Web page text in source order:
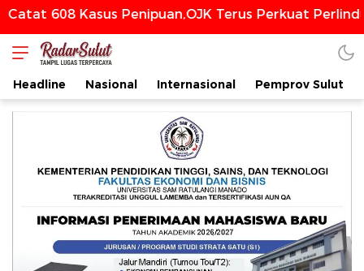
Kasus Penipuan,OJK Terus Perkuat Perlindungan
Headline Nasional Internasional Pemprov Sulut